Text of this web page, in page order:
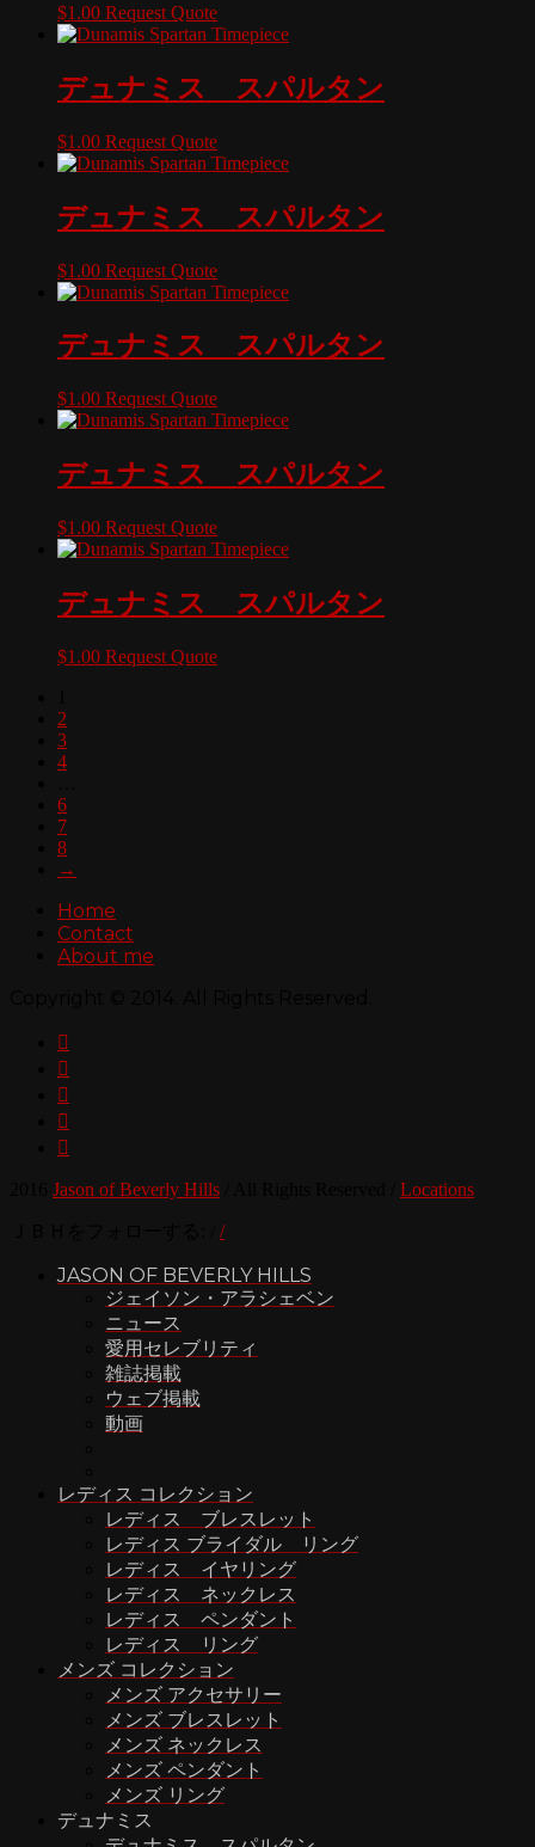
$1.00 Request Quote
デュナミス スパルタン
$1.00 Request Quote
デュナミス スパルタン
$1.00 Request Quote
デュナミス スパルタン
$1.00 Request Quote
デュナミス スパルタン
$1.00 Request Quote
デュナミス スパルタン
$1.00 Request Quote
2
3
4
6
7
8
→
Home
Contact
About me





Jason of Beverly Hills Locations
/
JASON OF BEVERLY HILLS
ジェイソン・アラシェベン
ニュース
愛用セレブリティ
雑誌掲載
ウェブ掲載
動画
レディス コレクション
レディス ブレスレット
レディス ブライダル リング
レディス イヤリング
レディス ネックレス
レディス ペンダント
レディス リング
メンズ コレクション
メンズ アクセサリー
メンズ ブレスレット
メンズ ネックレス
メンズ ペンダント
メンズ リング
デュナミス